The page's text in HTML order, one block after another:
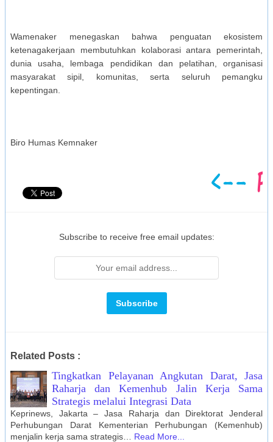
Wamenaker menegaskan bahwa penguatan ekosistem
ketenagakerjaan membutuhkan kolaborasi antara pemerintah,
dunia usaha, lembaga pendidikan dan pelatihan, organisasi
masyarakat sipil, komunitas, serta seluruh pemangku
kepentingan.
Biro Humas Kemnaker
Subscribe to receive free email updates:
Related Posts :
Tingkatkan Pelayanan Angkutan Darat, Jasa
Raharja dan Kemenhub Jalin Kerja Sama
Strategis melalui Integrasi Data
Keprinews, Jakarta – Jasa Raharja dan Direktorat Jenderal
Perhubungan Darat Kementerian Perhubungan (Kemenhub)
menjalin kerja sama strategis…
Read More...